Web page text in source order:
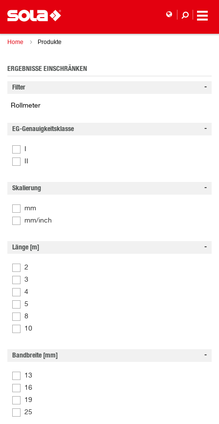
Home Produkte
ERGEBNISSE EINSCHRÄNKEN
Filter
Rollmeter
EG-Genauigkeitsklasse
Skalierung
mm
mm/inch
Länge [m]
2
3
4
5
8
10
Bandbreite [mm]
13
16
19
25